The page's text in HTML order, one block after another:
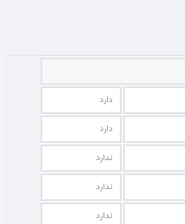
دارد
دارد
ندارد
ندارد
ندارد